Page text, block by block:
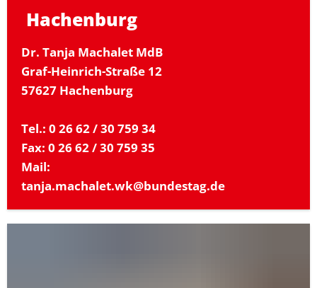
Hachenburg
Dr. Tanja Machalet MdB
Graf-Heinrich-Straße 12
57627 Hachenburg
Tel.: 0 26 62 / 30 759 34
Fax: 0 26 62 / 30 759 35
Mail:
tanja.machalet.wk@bundestag.de